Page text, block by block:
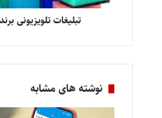
تبلیغات تلویزیونی
نوشته های مشابه